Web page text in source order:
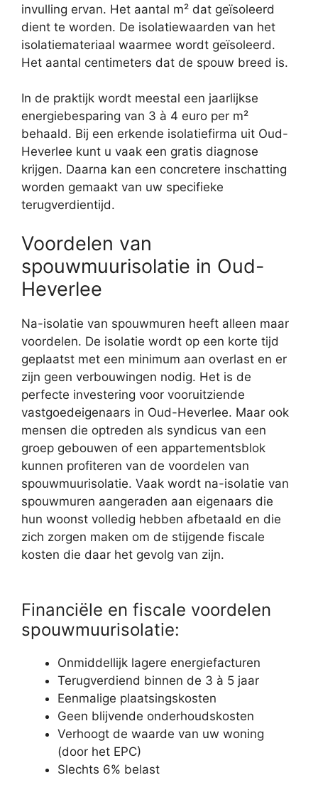
invulling ervan. Het aantal m² dat geïsoleerd
dient te worden. De isolatiewaarden van het
isolatiemateriaal waarmee wordt geïsoleerd.
Het aantal centimeters dat de spouw breed is.
In de praktijk wordt meestal een jaarlijkse
energiebesparing van 3 à 4 euro per m²
behaald. Bij een erkende isolatiefirma uit Oud-
Heverlee kunt u vaak een gratis diagnose
krijgen. Daarna kan een concretere inschatting
worden gemaakt van uw specifieke
terugverdientijd.
Voordelen van
spouwmuurisolatie in Oud-
Heverlee
Na-isolatie van spouwmuren heeft alleen maar
voordelen. De isolatie wordt op een korte tijd
geplaatst met een minimum aan overlast en er
zijn geen verbouwingen nodig. Het is de
perfecte investering voor vooruitziende
vastgoedeigenaars in Oud-Heverlee. Maar ook
mensen die optreden als syndicus van een
groep gebouwen of een appartementsblok
kunnen profiteren van de voordelen van
spouwmuurisolatie. Vaak wordt na-isolatie van
spouwmuren aangeraden aan eigenaars die
hun woonst volledig hebben afbetaald en die
zich zorgen maken om de stijgende fiscale
kosten die daar het gevolg van zijn.
Financiële en fiscale voordelen
spouwmuurisolatie:
Onmiddellijk lagere energiefacturen
Terugverdiend binnen de 3 à 5 jaar
Eenmalige plaatsingskosten
Geen blijvende onderhoudskosten
Verhoogt de waarde van uw woning
(door het EPC)
Slechts 6% belast